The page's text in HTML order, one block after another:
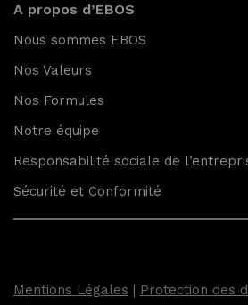
A propos d’EBOS
Nous sommes EBOS
Nos Valeurs
Nos Formules
Notre équipe
Responsabilité sociale de
Sécurité et Conformité
Mentions Légales | Protection des